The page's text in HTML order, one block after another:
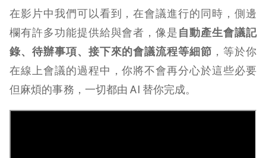
在影片中我們可以看到，在會議進行的同時，側邊
欄有許多功能提供給與會者，像是自動產生會議記
錄、待辦事項、接下來的會議流程等細節 ，等於你
在線上會議的過程中，你將不會再分心於這些必要
但麻煩的事務，一切都由 AI 替你完成。